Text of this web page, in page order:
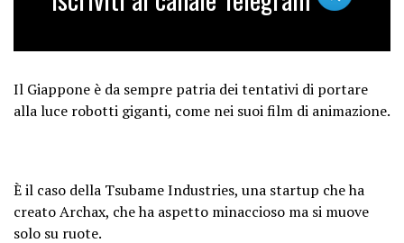
Il Giappone è da sempre patria dei tentativi di portare
alla luce robotti giganti, come nei suoi film di animazione.
È il caso della Tsubame Industries, una startup che ha
creato Archax, che ha aspetto minaccioso ma si muove
solo su ruote.